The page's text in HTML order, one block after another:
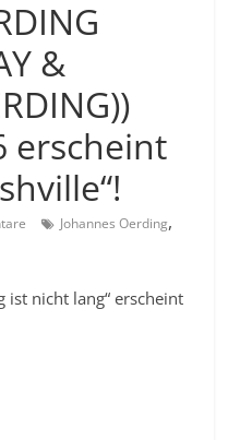
&
erscheint
Johannes Oerding,
ist nicht lang“ erscheint